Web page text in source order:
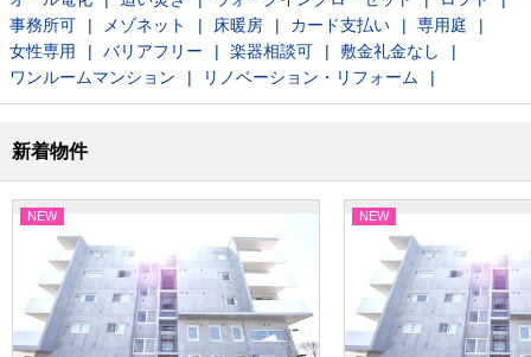
事務所可
メゾネット 床暖房 カード支払い
専用庭
女性専用
バリアフリー 楽器相談可
敷金礼金なし
ワンルームマンション
リノベーション・リフォーム
新着物件
NEW NEW